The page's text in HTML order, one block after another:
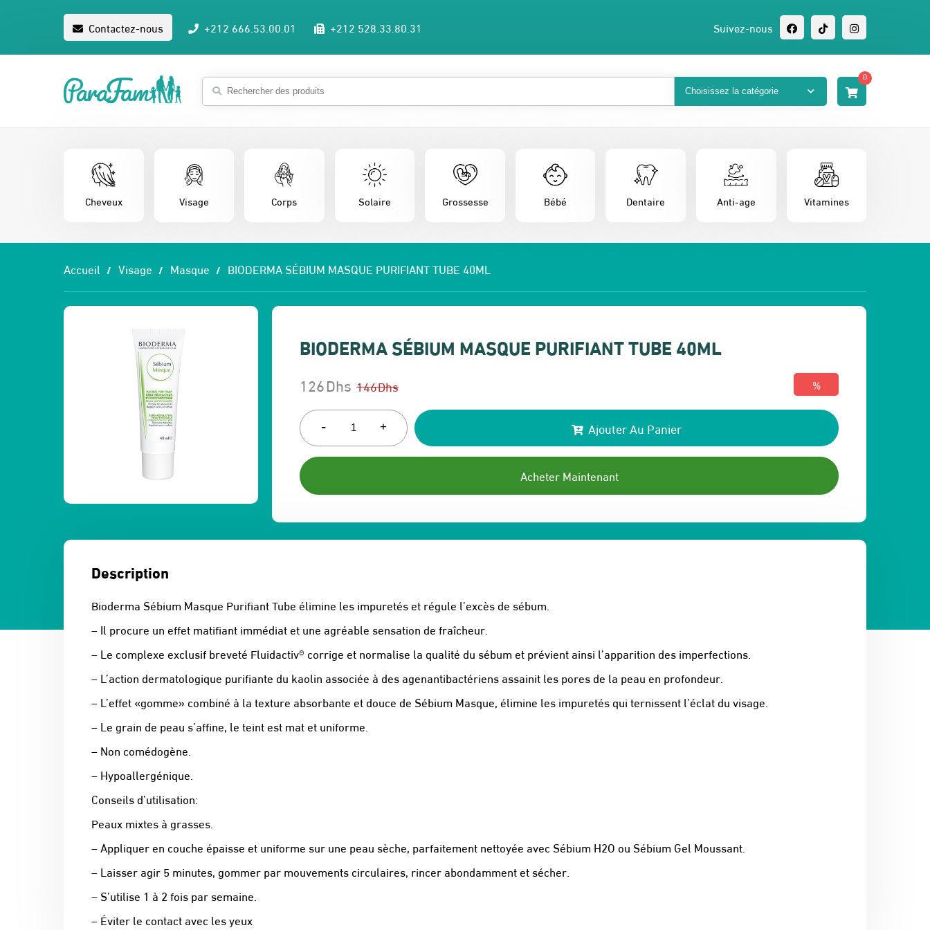
Contactez-nous +212 666.53.00.01 +212 528.33.80.31 Suivez-nous
0
Cheveux Visage Corps Solaire Grossesse Bébé Dentaire Anti-age Vitamines
Accueil Visage Masque BIODERMA SÉBIUM MASQUE PURIFIANT TUBE 40ML
BIODERMA SÉBIUM MASQUE PURIFIANT TUBE 40ML
146Dhs
Le
prix
initial
était :
146 Dhs.
126Dhs
Le
prix
actuel
est :
126 Dhs.
%
- + Ajouter Au Panier
Acheter Maintenant
Description
Bioderma Sébium Masque Purifiant Tube élimine les impuretés et régule l’excès de sébum.
– Il procure un effet matifiant immédiat et une agréable sensation de fraîcheur.
– Le complexe exclusif breveté Fluidactiv® corrige et normalise la qualité du sébum et prévient ainsi l’apparition des imperfections.
– L’action dermatologique purifiante du kaolin associée à des agenantibactériens assainit les pores de la peau en profondeur.
– L’effet «gomme» combiné à la texture absorbante et douce de Sébium Masque, élimine les impuretés qui ternissent l’éclat du visage.
– Le grain de peau s’affine, le teint est mat et uniforme.
– Non comédogène.
– Hypoallergénique.
Conseils d’utilisation:
Peaux mixtes à grasses.
– Appliquer en couche épaisse et uniforme sur une peau sèche, parfaitement nettoyée avec Sébium H2O ou Sébium Gel Moussant.
– Laisser agir 5 minutes, gommer par mouvements circulaires, rincer abondamment et sécher.
– S’utilise 1 à 2 fois par semaine.
– Éviter le contact avec les yeux